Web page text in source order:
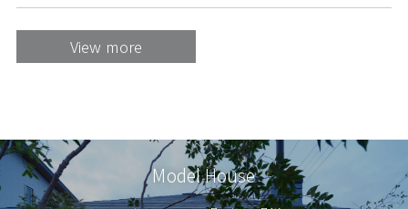
View more
Model House